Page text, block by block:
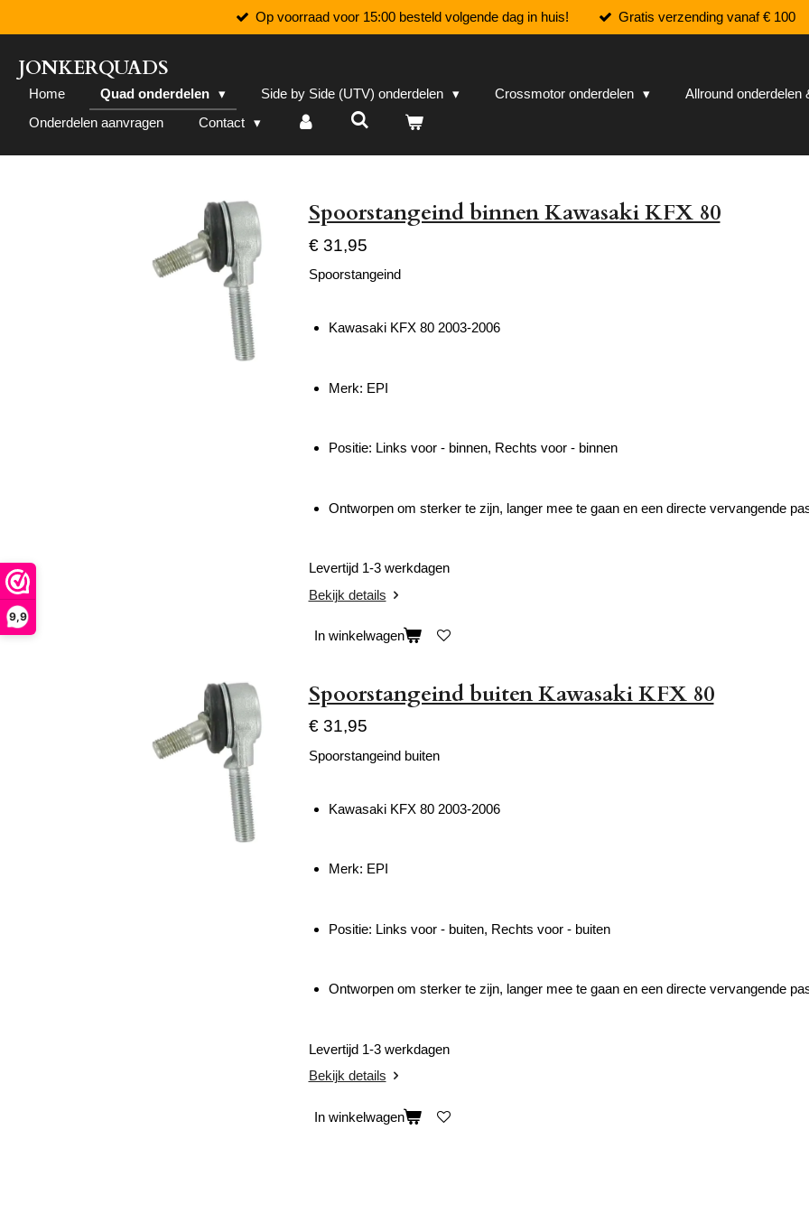
9,9
direct
naar
de
hoofdinhoud
Op voorraad voor 15:00 besteld volgende dag in huis! Gratis verzending vanaf € 100
JONKERQUADS
Home Quad onderdelen Side by Side (UTV) onderdelen Crossmotor onderdelen Allround onderdelen
Onderdelen aanvragen
Contact
Spoorstangeind binnen Kawasaki KFX 80
€ 31,95
Spoorstangeind
Kawasaki KFX 80 2003-2006
Merk: EPI
Positie: Links voor - binnen, Rechts voor - binnen
Ontworpen om sterker te zijn, langer mee te gaan en een directe vervangende
Levertijd 1-3 werkdagen
Bekijk details
In winkelwagen
Spoorstangeind buiten Kawasaki KFX 80
€ 31,95
Spoorstangeind buiten
Kawasaki KFX 80 2003-2006
Merk: EPI
Positie: Links voor - buiten, Rechts voor - buiten
Ontworpen om sterker te zijn, langer mee te gaan en een directe vervangende
Levertijd 1-3 werkdagen
Bekijk details
In winkelwagen